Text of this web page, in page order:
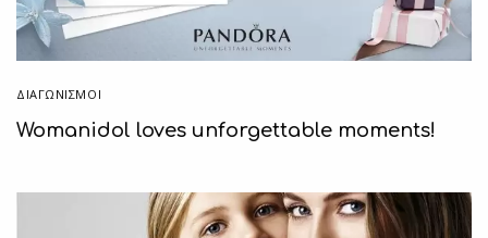
ΔΙΑΓΩΝΙΣΜΟΙ
Womanidol loves unforgettable moments!